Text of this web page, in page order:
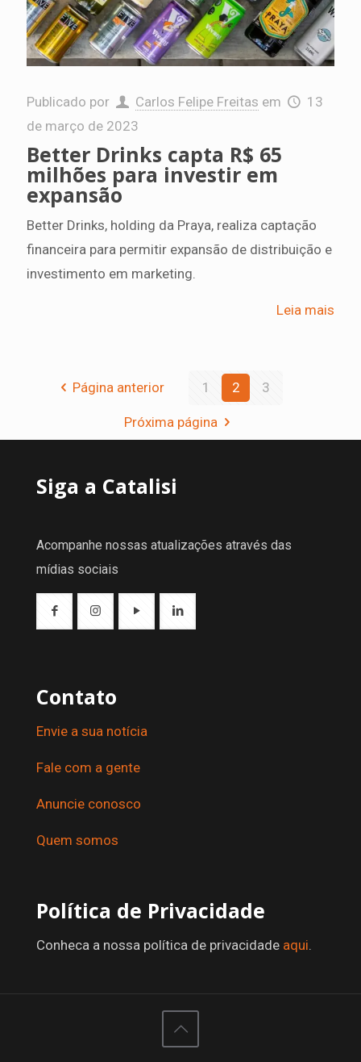
Publicado por Carlos Felipe Freitas em
13
de março de 2023
Better Drinks capta R$ 65
milhões para investir em
expansão
Better Drinks, holding da Praya, realiza captação
financeira para permitir expansão de distribuição e
investimento em marketing.
Leia mais
Página anterior 1 2 3
Próxima página
Siga a Catalisi
Acompanhe nossas atualizações através das
mídias sociais
Contato
Envie a sua notícia
Fale com a gente
Anuncie conosco
Quem somos
Política de Privacidade
Conheca a nossa política de privacidade aqui.